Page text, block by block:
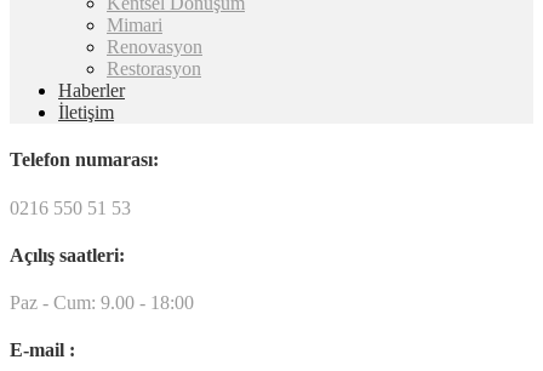
Mimari
Renovasyon
Restorasyon
Haberler
İletişim
Telefon numarası:
0216 550 51 53
Açılış saatleri:
Paz - Cum: 9.00 - 18:00
E-mail :